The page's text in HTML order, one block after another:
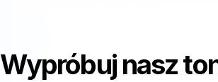
Wypróbuj nasz